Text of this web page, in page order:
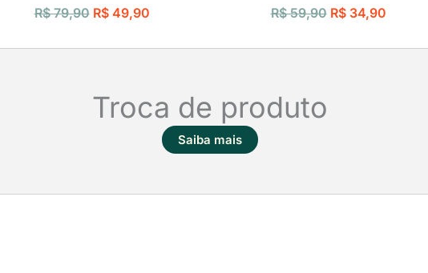
R$79,90 R$49,90 R$59,90 R$34,90
Troca de produto
Saiba mais